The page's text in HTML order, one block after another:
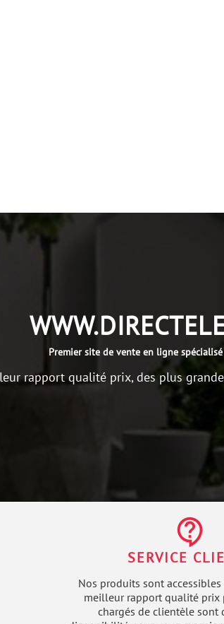
Premier site de vente en ligne
rapport qualité prix, des plus
contact_support
SERVICE
Nos produits sont
meilleur rapport qualité prix
chargés de clientèle sont